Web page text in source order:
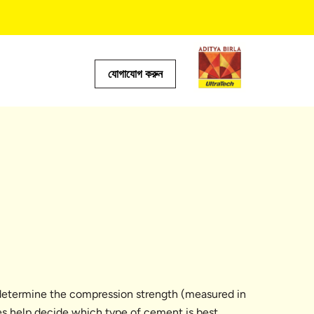
যোগাযোগ করুন
the compression strength (measured in